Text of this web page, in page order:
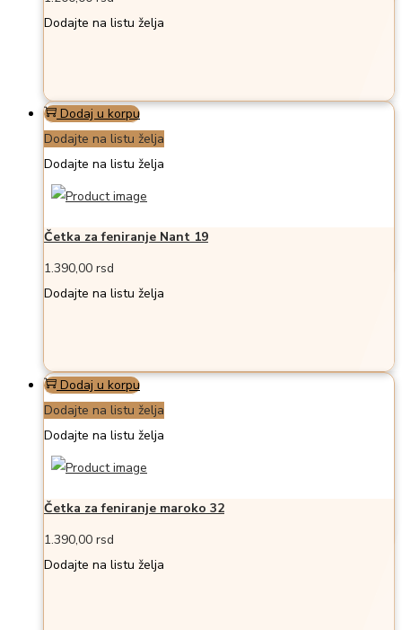
Dodajte na listu želja
Dodaj u korpu
Dodajte na listu želja
Dodajte na listu želja
Četka za feniranje Nant 19
1.390,00 rsd
Dodajte na listu želja
Dodaj u korpu
Dodajte na listu želja
Dodajte na listu želja
Četka za feniranje maroko 32
1.390,00 rsd
Dodajte na listu želja